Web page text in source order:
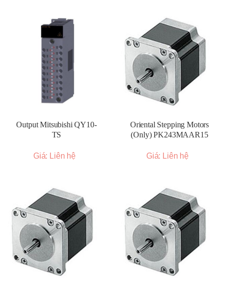
Output Mitsubishi QY10-
TS
Giá: Liên hệ
Oriental Stepping Motors
(Only) PK243MAAR15
Giá: Liên hệ